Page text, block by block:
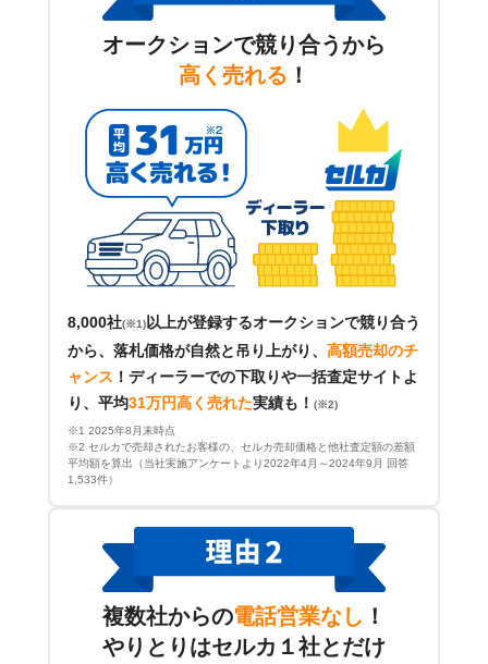
オークションで競り合うから
高く売れる ！
8,000社(※1)以上が登録するオークションで競り合う
から、落札価格が自然と吊り上がり、 高額売却のチ
ャンス ！ ディーラーでの下取りや一括査定サイトよ
り、平均31万円高く売れた実績も！ (※2)
※1 2025年8月末時点
※2 セルカで売却されたお客様の、セルカ売却価格と他社査定額の差額
平均額を算出（当社実施アンケートより2022年4月～2024年9月 回答
1,533件）
複数社からの電話営業なし ！
やりとりはセルカ１社とだけ